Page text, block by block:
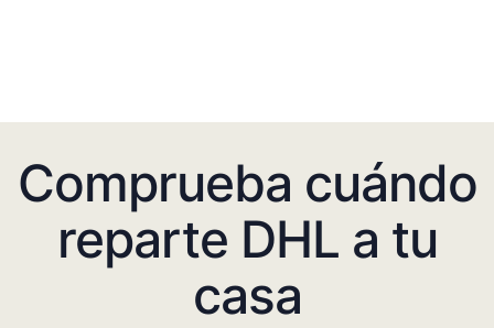
Comprueba cuándo
reparte DHL a tu
casa